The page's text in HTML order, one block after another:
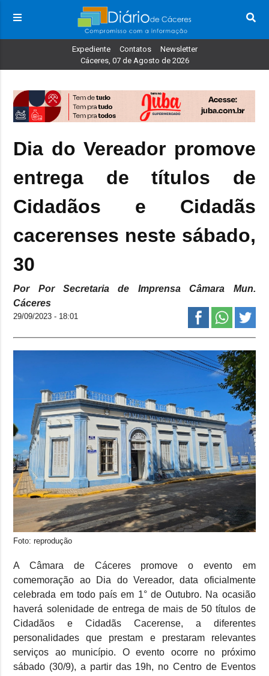
Expediente Contatos
Newsletter
Cáceres, 07 de Agosto de 2026
Dia do Vereador promove
entrega de títulos de
Cidadãos e Cidadãs
cacerenses neste sábado,
30
Por Por Secretaria de Imprensa Câmara Mun.
Cáceres
29/09/2023 - 18:01
Foto: reprodução
A Câmara de Cáceres promove o evento em
comemoração ao Dia do Vereador, data oficialmente
celebrada em todo país em 1° de Outubro. Na ocasião
haverá solenidade de entrega de mais de 50 títulos de
Cidadãos e Cidadãs Cacerense, a diferentes
personalidades que prestam e prestaram relevantes
serviços ao município. O evento ocorre no próximo
sábado (30/9), a partir das 19h, no Centro de Eventos